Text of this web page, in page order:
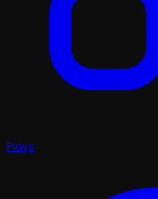
Plays